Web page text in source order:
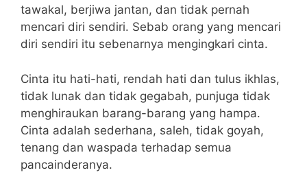
tawakal, berjiwa jantan, dan tidak pernah
mencari diri sendiri. Sebab orang yang mencari
diri sendiri itu sebenarnya mengingkari cinta.
Cinta itu hati-hati, rendah hati dan tulus ikhlas,
tidak lunak dan tidak gegabah, punjuga tidak
menghiraukan barang-barang yang hampa.
Cinta adalah sederhana, saleh, tidak goyah,
tenang dan waspada terhadap semua
pancainderanya.